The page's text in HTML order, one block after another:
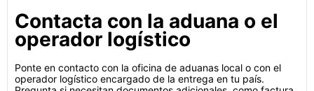
Contacta con la aduana o el
operador logístico
Ponte en contacto con la oficina de aduanas local o con el
operador logístico encargado de la entrega en tu país.